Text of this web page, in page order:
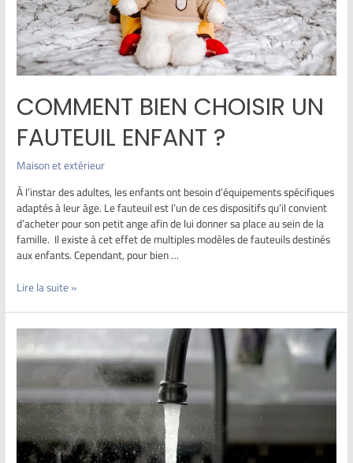
COMMENT BIEN CHOISIR UN
FAUTEUIL ENFANT ?
Maison et extérieur
À l’instar des adultes, les enfants ont besoin d’équipements spécifiques
adaptés à leur âge. Le fauteuil est l’un de ces dispositifs qu’il convient
d’acheter pour son petit ange afin de lui donner sa place au sein de la
famille. Il existe à cet effet de multiples modèles de fauteuils destinés
aux enfants. Cependant, pour bien …
Lire la suite »